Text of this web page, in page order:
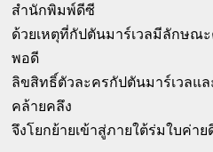
สำนักพิมพ์ดีซี
ด้วยเหตุที่กัปตันมาร์เวลมีลักษณ
พอดี
ลิขสิทธิ์ตัวละครกัปตันมาร์เวลแล
คล้ายคลึง
จึงโยกย้ายเข้าสู่ภายใต้ร่มใบค่าย